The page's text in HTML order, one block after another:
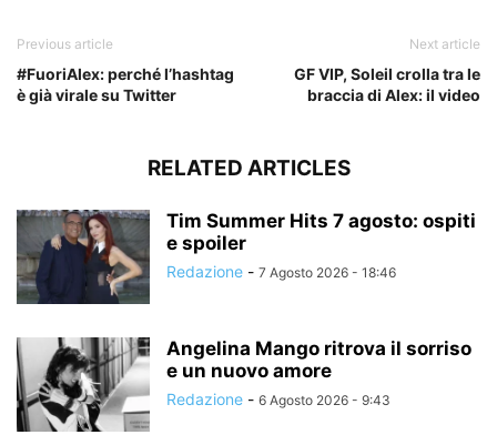
Previous article
#FuoriAlex: perché l’hashtag
è già virale su Twitter
Next article
GF VIP, Soleil crolla tra le
braccia di Alex: il video
RELATED ARTICLES
Tim Summer Hits 7 agosto: ospiti
e spoiler
Redazione - 7 Agosto 2026 - 18:46
Angelina Mango ritrova il sorriso
e un nuovo amore
Redazione - 6 Agosto 2026 - 9:43